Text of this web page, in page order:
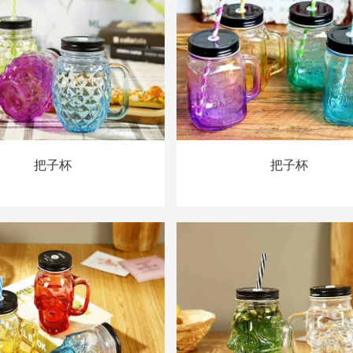
把子杯 把子杯